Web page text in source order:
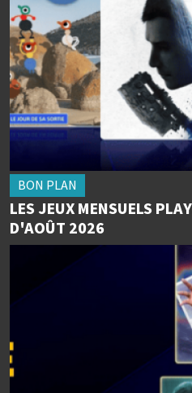
BON PLAN
LES JEUX MENSUELS
D'AOÛT 2026